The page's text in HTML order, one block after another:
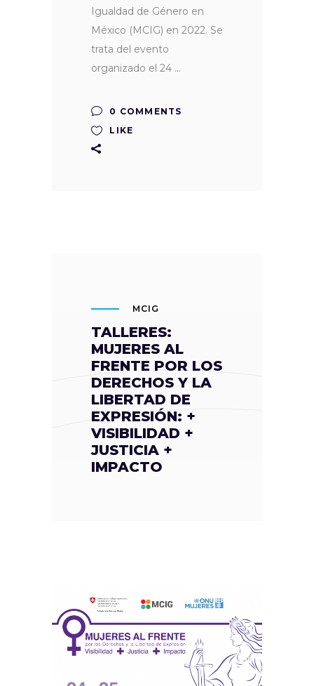
Igualdad de Género en
México (MCIG) en 2022. Se
trata del evento
organizado el 24
0 COMMENTS
LIKE
MCIG
TALLERES:
MUJERES AL
FRENTE POR LOS
DERECHOS Y LA
LIBERTAD DE
EXPRESIÓN: +
VISIBILIDAD +
JUSTICIA +
IMPACTO